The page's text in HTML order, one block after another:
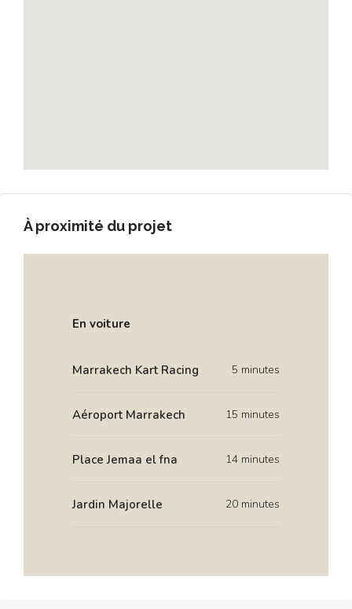
À proximité du projet
En voiture
Marrakech Kart Racing 5 minutes
Aéroport Marrakech 15 minutes
Place Jemaa el fna 14 minutes
Jardin Majorelle 20 minutes